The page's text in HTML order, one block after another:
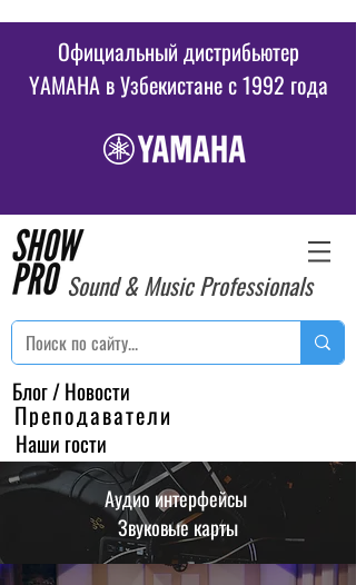
Официальный дистрибьютер
YAMAHA в Узбекистане c 1992 года
Sound & Music Professionals
Блог / Новости
Преподаватели
Наши гости
Аудио интерфейсы
Звуковые карты